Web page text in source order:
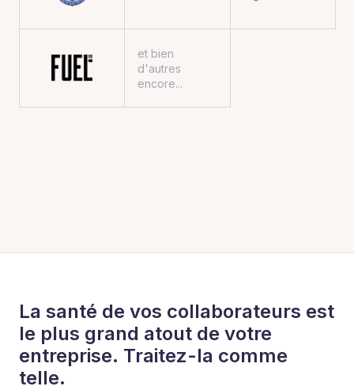
et bien
d'autres
encore...
La santé de vos collaborateurs est
le plus grand atout de votre
entreprise. Traitez-la comme
telle.